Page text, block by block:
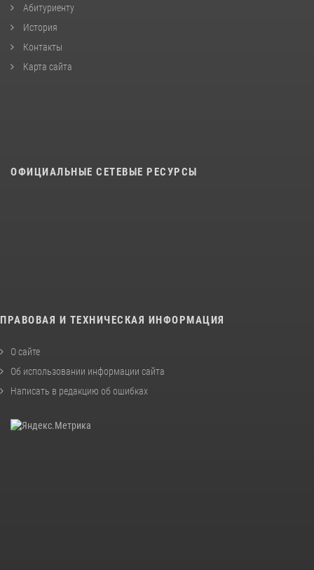
Абитуриенту
История
Контакты
Карта сайта
ОФИЦИАЛЬНЫЕ СЕТЕВЫЕ РЕСУРСЫ
ПРАВОВАЯ И ТЕХНИЧЕСКАЯ ИНФОРМАЦИЯ
О сайте
Об использовании информации сайта
Написать в редакцию об ошибках